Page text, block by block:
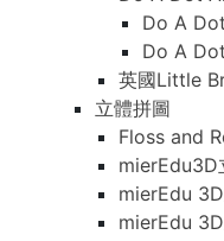
Do A
Do A
英國Little
立體拼圖
Floss and
mierEdu3D
mierEdu
mierEdu